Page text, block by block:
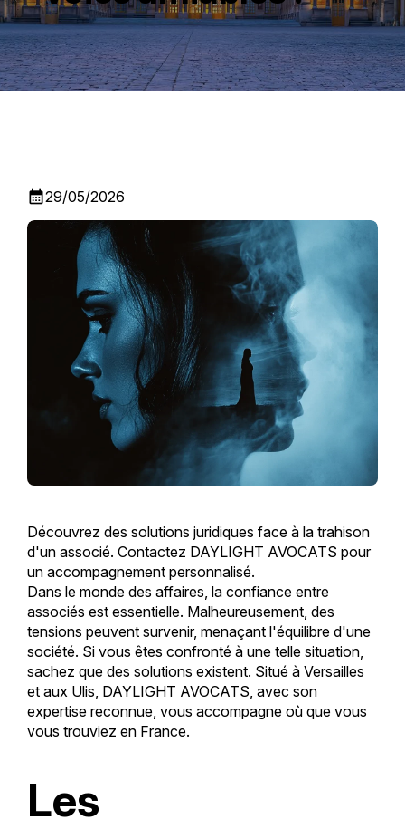
calendar_month29/05/2026
Découvrez des solutions juridiques face à la trahison
d'un associé. Contactez DAYLIGHT AVOCATS pour
un accompagnement personnalisé.
Dans le monde des affaires, la confiance entre
associés est essentielle. Malheureusement, des
tensions peuvent survenir, menaçant l'équilibre d'une
société. Si vous êtes confronté à une telle situation,
sachez que des solutions existent. Situé à Versailles
et aux Ulis, DAYLIGHT AVOCATS, avec son
expertise reconnue, vous accompagne où que vous
vous trouviez en France.
Les